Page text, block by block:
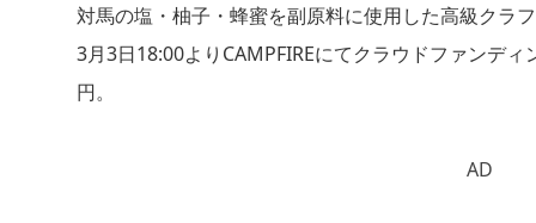
対馬の塩・柚子・蜂蜜を副原料に使用した高級クラ
3月3日18:00よりCAMPFIREにてクラウドファンデ
円。
AD